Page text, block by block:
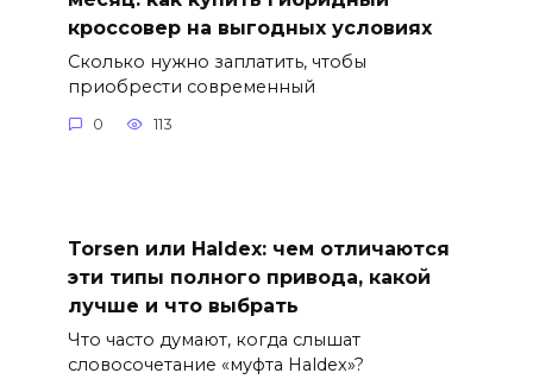
кроссовер на выгодных условиях
Сколько нужно заплатить, чтобы
приобрести современный
0 113
Torsen или Haldex: чем отличаются
эти типы полного привода, какой
лучше и что выбрать
Что часто думают, когда слышат
словосочетание «муфта Haldex»?